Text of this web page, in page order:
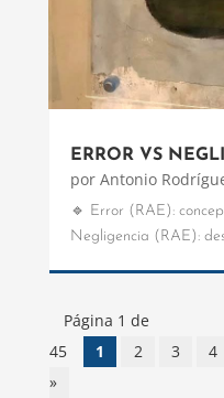
ERROR VS
por Antonio
🔹 Error (RAE):
Negligencia (RAE):
Página 1 de
45
1 2 3 4
»